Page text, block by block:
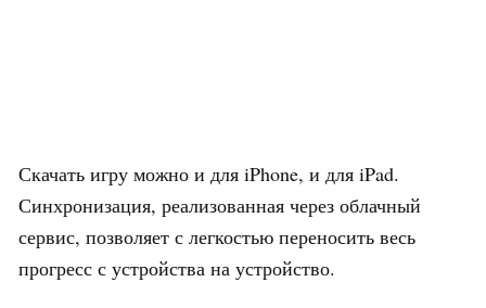
Скачать игру можно и для iPhone, и для iPad.
Синхронизация, реализованная через облачный
сервис, позволяет с легкостью переносить весь
прогресс с устройства на устройство.